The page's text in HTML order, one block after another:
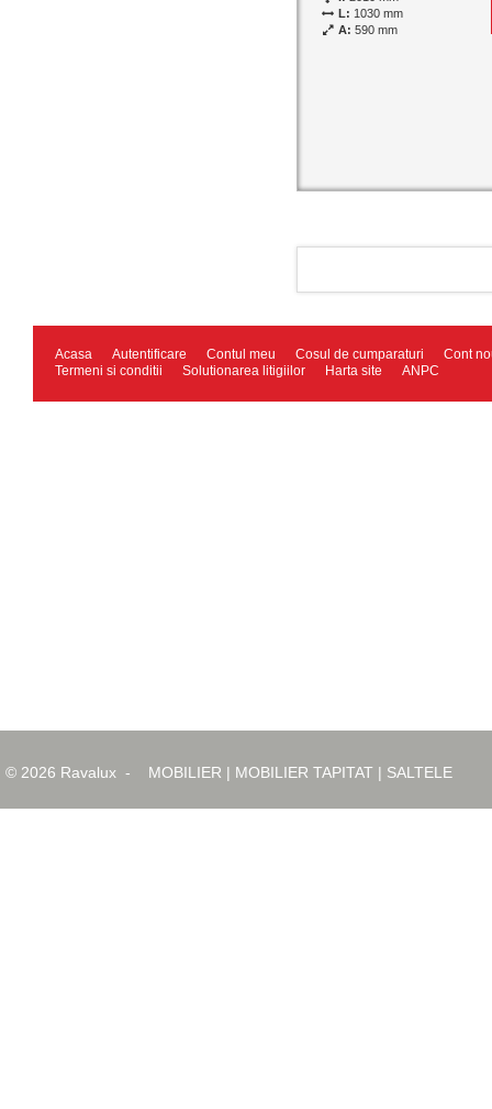
L: 1030 mm
A: 590 mm
Acasa Autentificare Contul meu Cosul de cumparaturi
Cont
Termeni si conditii
Solutionarea litigiilor Harta site ANPC
© 2026 Ravalux - MOBILIER | MOBILIER TAPITAT | SALTELE